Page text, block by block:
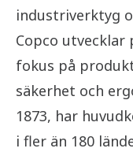
industriverktyg
Copco utvecklar
fokus på
säkerhet och
1873, har
i fler än 180